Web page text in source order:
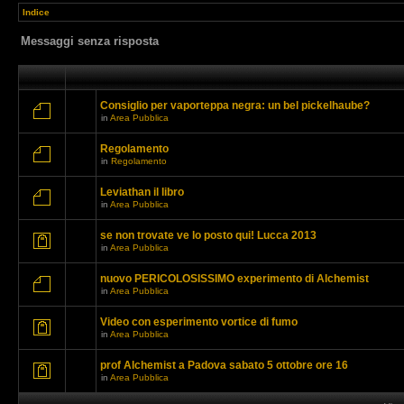
Indice
Messaggi senza risposta
Consiglio per vaporteppa negra: un bel pickelhaube?
in Area Pubblica
Regolamento
in Regolamento
Leviathan il libro
in Area Pubblica
se non trovate ve lo posto qui! Lucca 2013
in Area Pubblica
nuovo PERICOLOSISSIMO experimento di Alchemist
in Area Pubblica
Video con esperimento vortice di fumo
in Area Pubblica
prof Alchemist a Padova sabato 5 ottobre ore 16
in Area Pubblica